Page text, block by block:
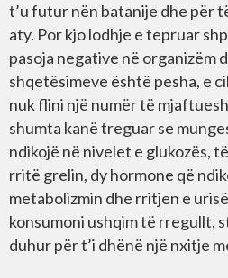
t’u futur nën batanije dhe për
aty. Por kjo lodhje e tepruar
pasoja negative në organizëm
shqetësimeve është pesha, e
nuk flini një numër të
shumta kanë treguar se
ndikojë në nivelet e glukozës,
rritë grelin, dy hormone që
metabolizmin dhe rritjen e
konsumoni ushqim të rregullt,
duhur për t’i dhënë një nxitje